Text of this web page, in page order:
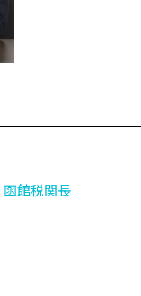
函館税関長